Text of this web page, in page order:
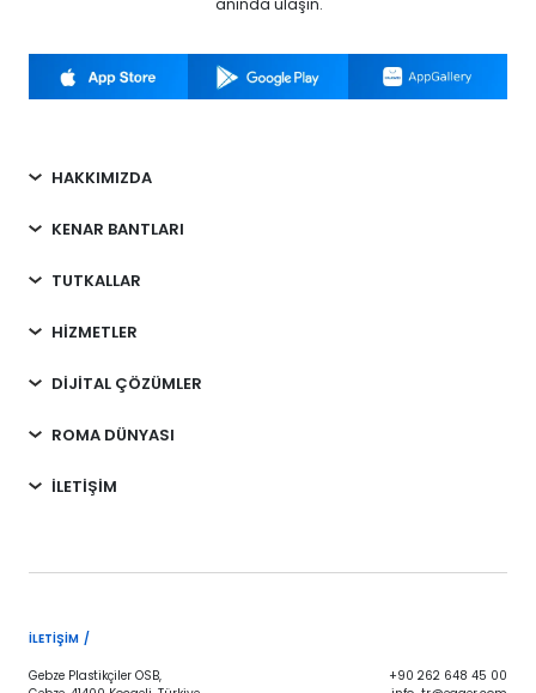
anında ulaşın.
HAKKIMIZDA
KENAR BANTLARI
TUTKALLAR
HİZMETLER
DİJİTAL ÇÖZÜMLER
ROMA DÜNYASI
İLETİŞİM
İLETIŞIM /
Gebze Plastikçiler OSB,
+90 262 648 45 00